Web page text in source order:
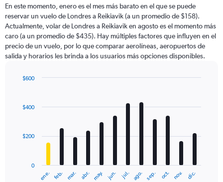
categories.
The
chart
has
1
Y
displaying
En este momento, enero es el mes más barato en el que se puede
reservar un vuelo de Londres a Reikiavik (a un promedio de $158).
Actualmente, volar de Londres a Reikiavik en agosto es el momento más
caro (a un promedio de $435). Hay múltiples factores que influyen en el
precio de un vuelo, por lo que comparar aerolíneas, aeropuertos de
salida y horarios les brinda a los usuarios más opciones disponibles.
with
12
The
ene. feb. mar. abr. may. jun. jul. ago. sep. oct. nov. dic.
0
$200
$400
$600